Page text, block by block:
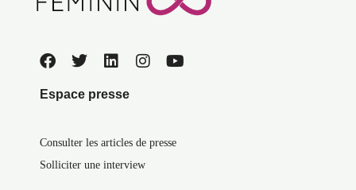
Espace presse
Consulter les articles de presse
Solliciter une interview